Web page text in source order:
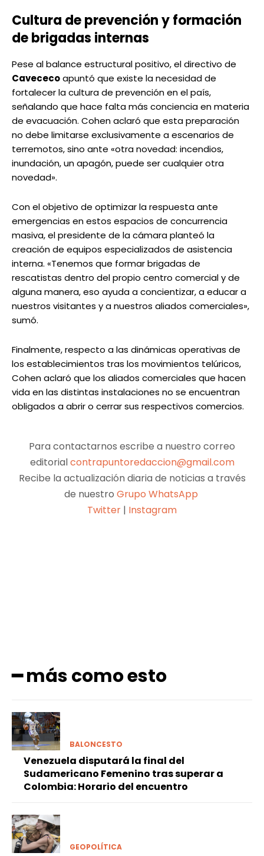
Cultura de prevención y formación
de brigadas internas
Pese al balance estructural positivo, el directivo de
Cavececoapuntó que existe la necesidad de
fortalecer la cultura de prevención en el país,
señalando que hace falta más conciencia en materia
de evacuación. Cohen aclaró que esta preparación
no debe limitarse exclusivamente a escenarios de
terremotos, sino ante «otra novedad: incendios,
inundación, un apagón, puede ser cualquier otra
novedad».
Con el objetivo de optimizar la respuesta ante
emergencias en estos espacios de concurrencia
masiva, el presidente de la cámara planteó la
creación de equipos especializados de asistencia
interna. «Tenemos que formar brigadas de
rescatistas dentro del propio centro comercial y de
alguna manera, eso ayuda a concientizar, a educar a
nuestros visitantes y a nuestros aliados comerciales»,
sumó.
Finalmente, respecto a las dinámicas operativas de
los establecimientos tras los movimientos telúricos,
Cohen aclaró que los aliados comerciales que hacen
vida en las distintas instalaciones no se encuentran
obligados a abrir o cerrar sus respectivos comercios.
Para contactarnos escribe a nuestro correo
editorialcontrapuntoredaccion@gmail.com
Recibe la actualización diaria de noticias a través
de nuestro Grupo WhatsApp
Twitter | Instagram
━ más como esto
BALONCESTO
Venezuela disputará la final del
Sudamericano Femenino tras superar a
Colombia: Horario del encuentro
GEOPOLÍTICA